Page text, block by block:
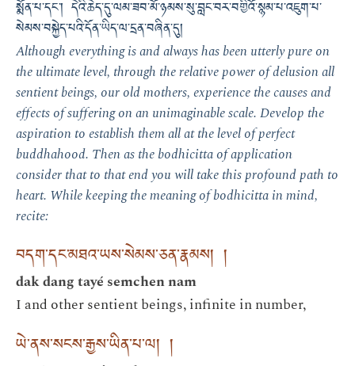
སྨོན་པ་དང་། དེའི་ཆེད་དུ་ལམ་ཟབ་མོ་ཉམས་སུ་བླང་བར་བགྱིའོ་སྙམ་པ་འཇུག་པ་
སེམས་བསྐྱེད་པའི་དོན་ཡིད་ལ་དྲན་བཞིན་དུ།
Although everything is and always has been utterly pure on
the ultimate level, through the relative power of delusion all
sentient beings, our old mothers, experience the causes and
effects of suffering on an unimaginable scale. Develop the
aspiration to establish them all at the level of perfect
buddhahood. Then as the bodhicitta of application
consider that to that end you will take this profound path to
heart. While keeping the meaning of bodhicitta in mind,
recite:
བདག་དང་མཐའ་ཡས་སེམས་ཅན་རྣམས། །
dak dang tayé semchen nam
I and other sentient beings, infinite in number,
ཡེ་ནས་སངས་རྒྱས་ཡིན་པ་ལ། །